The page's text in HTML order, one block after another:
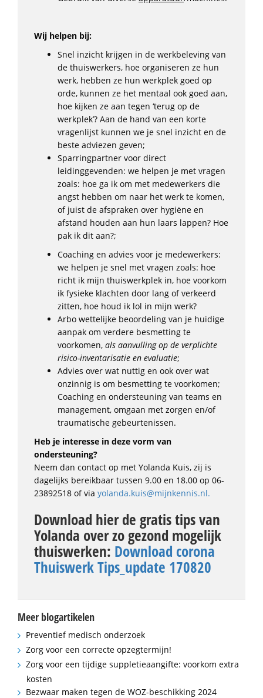
Wij helpen bij:
Snel inzicht krijgen in de werkbeleving van
de thuiswerkers, hoe organiseren ze hun
werk, hebben ze hun werkplek goed op
orde, kunnen ze het mentaal ook goed aan,
hoe kijken ze aan tegen ‘terug op de
werkplek’? Aan de hand van een korte
vragenlijst kunnen we je snel inzicht en de
beste adviezen geven;
Sparringpartner voor direct
leidinggevenden: we helpen je met vragen
zoals: hoe ga ik om met medewerkers die
angst hebben om naar het werk te komen,
of juist de afspraken over hygiëne en
afstand houden aan hun laars lappen? Hoe
pak ik dit aan?;
Coaching en advies voor je medewerkers:
we helpen je snel met vragen zoals: hoe
richt ik mijn thuiswerkplek in, hoe voorkom
ik fysieke klachten door lang of verkeerd
zitten, hoe houd ik lol in mijn werk?
Arbo wettelijke beoordeling van je huidige
aanpak om verdere besmetting te
voorkomen, als aanvulling op de verplichte
risico-inventarisatie en evaluatie;
Advies over wat nuttig en ook over wat
onzinnig is om besmetting te voorkomen;
Coaching en ondersteuning van teams en
management, omgaan met zorgen en/of
traumatische gebeurtenissen.
Heb je interesse in deze vorm van
ondersteuning?
Neem dan contact op met Yolanda Kuis, zij is
dagelijks bereikbaar tussen 9.00 en 18.00 op 06-
23892518 of via yolanda.kuis@mijnkennis.nl.
Download hier de gratis tips van
Yolanda over zo gezond mogelijk
thuiswerken: Download corona
Thuiswerk Tips_update 170820
Meer blogartikelen
Preventief medisch onderzoek
Zorg voor een correcte opzegtermijn!
Zorg voor een tijdige suppletieaangifte: voorkom extra
kosten
Bezwaar maken tegen de WOZ-beschikking 2024